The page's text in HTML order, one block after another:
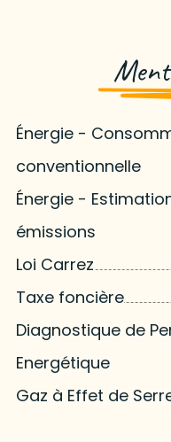
Énergie -
conventionnelle
Énergie -
émissions
Loi Carrez
Taxe foncière
Diagnostique de
Energétique
Gaz à Effet de